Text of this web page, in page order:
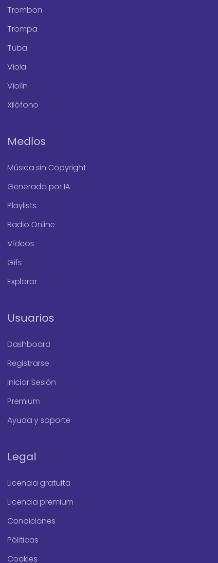
Trombon
Trompa
Tuba
Viola
Violín
Xilófono
Medios
Música sin Copyright
Generada por IA
Playlists
Radio Online
Vídeos
Gifs
Explorar
Usuarios
Dashboard
Registrarse
Iniciar Sesión
Premium
Ayuda y soporte
Legal
Licencia gratuita
Licencia premium
Condiciones
Póliticas
Cookies